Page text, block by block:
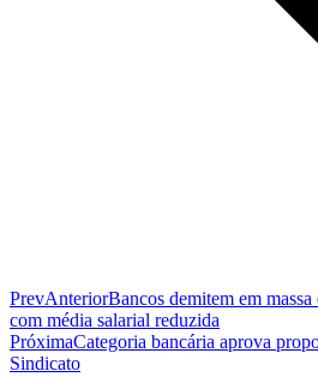
PrevAnteriorBancos demitem em
com média salarial reduzida
PróximaCategoria bancária aprova
Sindicato